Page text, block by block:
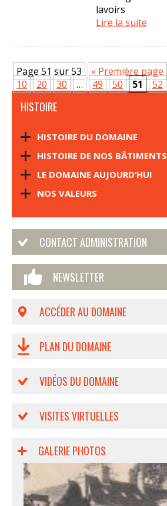
lavoirs
Lire la suite
Page 51 sur 53 « Première page
10
20 30 … 49 50 51 52
HISTOIRE
HISTOIRE DU DOMAINE
HISTOIRE DE NOS BÂTIMENTS
LE DOMAINE AUJOURD’HUI
NOS VALEURS
CONTACT ADMINISTRATION
NEWSLETTER
ACCÉDER AU DOMAINE
PLAN DU DOMAINE
VIDÉOS DU DOMAINE
VISITES VIRTUELLES
GALERIE PHOTOS